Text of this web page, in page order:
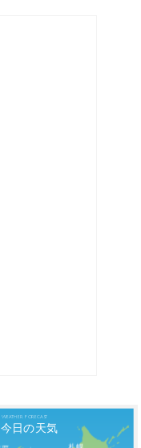
Weather Forecast
今日の天気